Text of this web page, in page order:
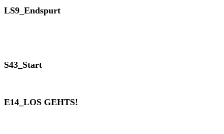
LS9_Endspurt
S43_Start
E14_LOS GEHTS!